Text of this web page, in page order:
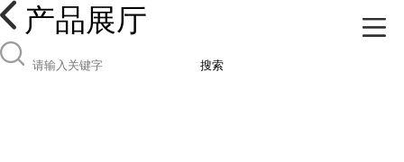
产品展厅
搜索